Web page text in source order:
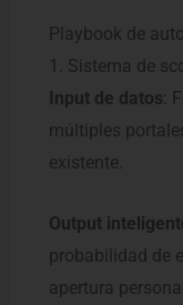
Playbook de
1. Sistema de
Input de datos :
múltiples
existente.
Output
probabilidad de
apertura